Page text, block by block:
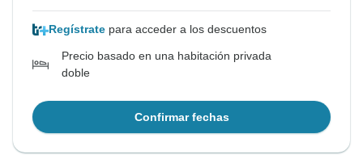
Regístrate para acceder a los descuentos
Precio basado en una habitación privada
doble
Confirmar fechas